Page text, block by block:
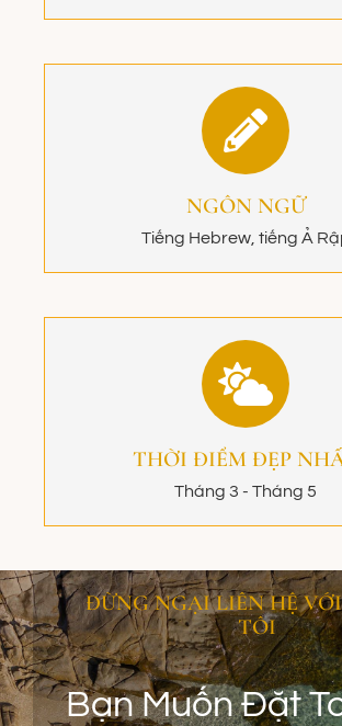
NGÔN NGỮ
Tiếng Hebrew, tiếng Ả
THỜI ĐIỂM ĐẸP
Tháng 3 - Tháng 5
ĐỪNG NGẠI LIÊN HỆ
TÔI
Bạn Muốn Đặt